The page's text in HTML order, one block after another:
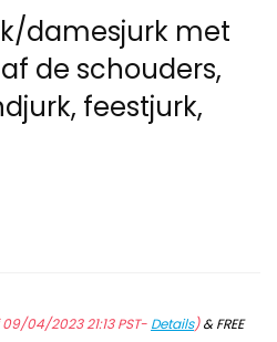
damesjurk met
de schouders,
feestjurk,
04/2023 21:13 PST- Details)&FREE